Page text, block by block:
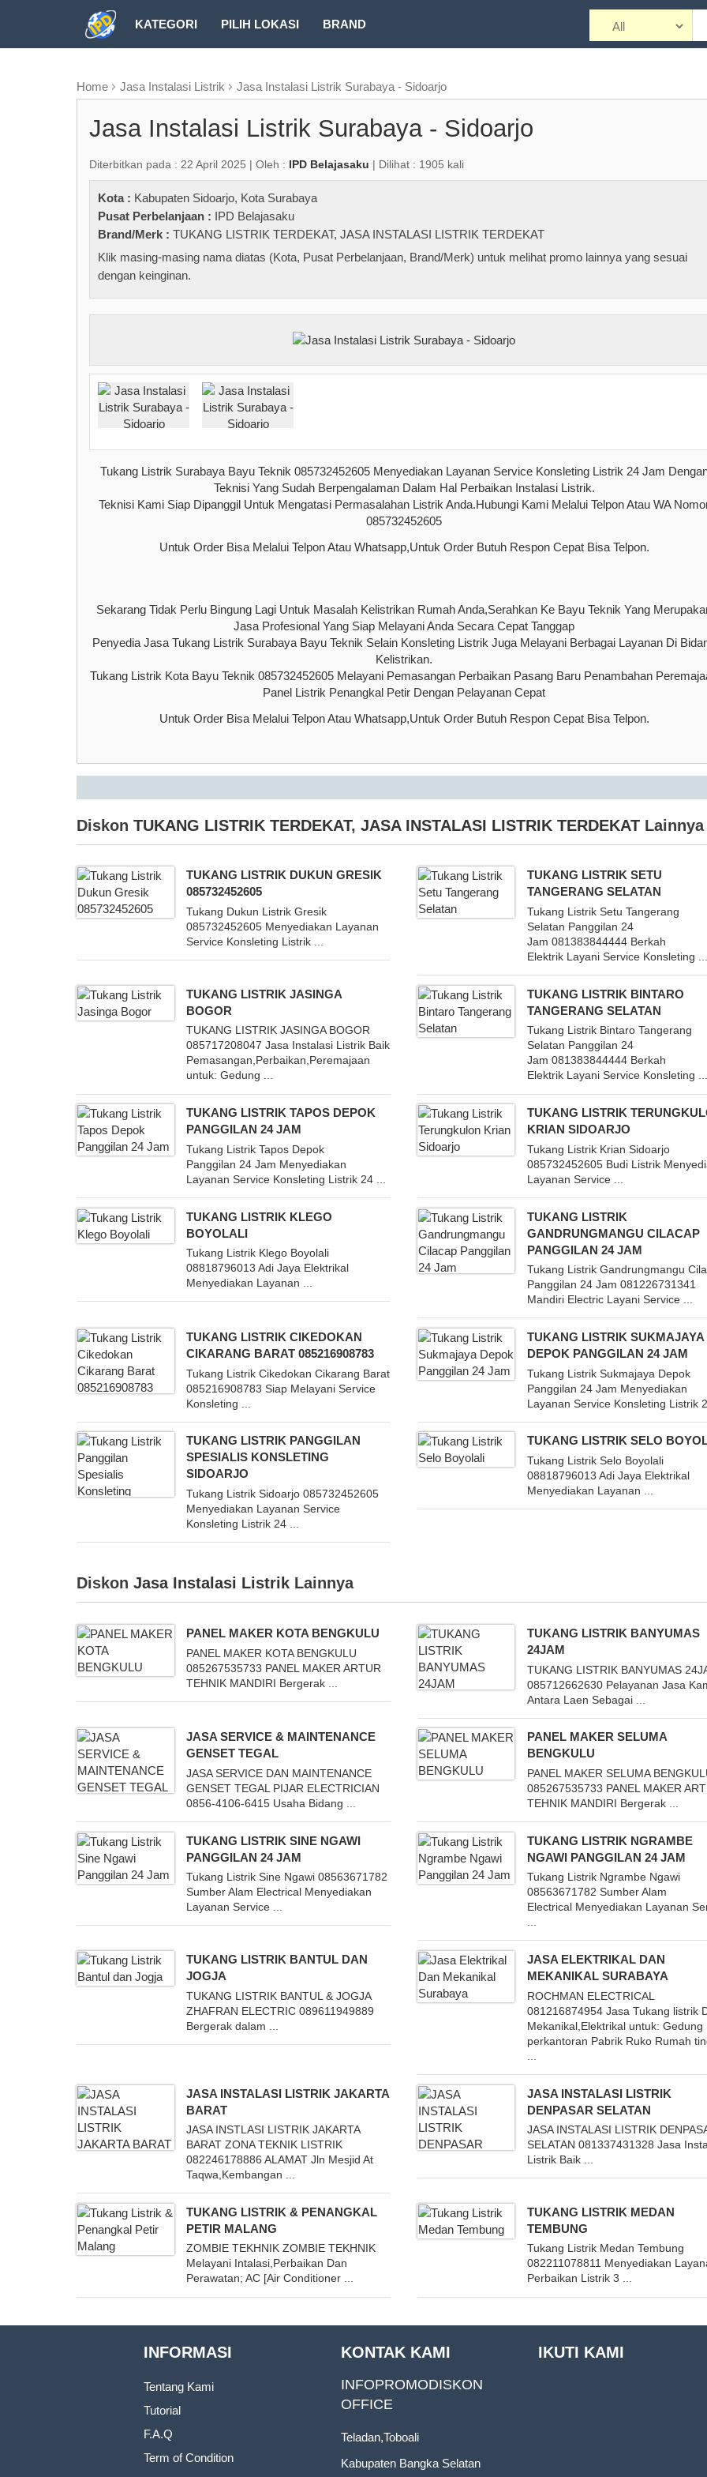
KATEGORI PILIH LOKASI BRAND
Home
Jasa Instalasi Listrik Jasa Instalasi Listrik Surabaya - Sidoarjo
Jasa Instalasi Listrik Surabaya - Sidoarjo
Diterbitkan pada : 22 April 2025 | Oleh : IPD Belajasaku | Dilihat : 1905 kali
Kota : Kabupaten Sidoarjo, Kota Surabaya
Pusat Perbelanjaan : IPD Belajasaku
Brand/Merk : TUKANG LISTRIK TERDEKAT, JASA INSTALASI LISTRIK TERDEKAT
Klik masing-masing nama diatas (Kota, Pusat Perbelanjaan, Brand/Merk) untuk melihat promo lainnya yang sesuai
dengan keinginan.
Tukang Listrik Surabaya Bayu Teknik 085732452605 Menyediakan Layanan Service Konsleting Listrik 24 Jam
Teknisi Yang Sudah Berpengalaman Dalam Hal Perbaikan Instalasi Listrik.
Teknisi Kami Siap Dipanggil Untuk Mengatasi Permasalahan Listrik Anda.Hubungi Kami Melalui Telpon Atau WA
085732452605
Untuk Order Bisa Melalui Telpon Atau Whatsapp,Untuk Order Butuh Respon Cepat Bisa Telpon.
Sekarang Tidak Perlu Bingung Lagi Untuk Masalah Kelistrikan Rumah Anda,Serahkan Ke Bayu Teknik Yang
Jasa Profesional Yang Siap Melayani Anda Secara Cepat Tanggap
Penyedia Jasa Tukang Listrik Surabaya Bayu Teknik Selain Konsleting Listrik Juga Melayani Berbagai Layanan Di
Kelistrikan.
Tukang Listrik Kota Bayu Teknik 085732452605 Melayani Pemasangan Perbaikan Pasang Baru Penambahan
Panel Listrik Penangkal Petir Dengan Pelayanan Cepat
Untuk Order Bisa Melalui Telpon Atau Whatsapp,Untuk Order Butuh Respon Cepat Bisa Telpon.
Diskon TUKANG LISTRIK TERDEKAT, JASA INSTALASI LISTRIK TERDEKAT Lainnya
TUKANG LISTRIK DUKUN GRESIK
085732452605
Tukang Dukun Listrik Gresik
085732452605 Menyediakan Layanan
Service Konsleting Listrik ...
TUKANG LISTRIK SETU
TANGERANG SELATAN
Tukang Listrik Setu Tangerang
Selatan Panggilan 24
Jam 081383844444 Berkah
Elektrik Layani Service Konsleting ...
TUKANG LISTRIK JASINGA
BOGOR
TUKANG LISTRIK JASINGA BOGOR
085717208047 Jasa Instalasi Listrik Baik
Pemasangan,Perbaikan,Peremajaan
untuk: Gedung ...
TUKANG LISTRIK BINTARO
TANGERANG SELATAN
Tukang Listrik Bintaro Tangerang
Selatan Panggilan 24
Jam 081383844444 Berkah
Elektrik Layani Service Konsleting ...
TUKANG LISTRIK TAPOS DEPOK
PANGGILAN 24 JAM
Tukang Listrik Tapos Depok
Panggilan 24 Jam Menyediakan
Layanan Service Konsleting Listrik 24 ...
TUKANG LISTRIK
KRIAN SIDOARJO
Tukang Listrik Krian Sidoarjo
085732452605 Budi Listrik
Layanan Service ...
TUKANG LISTRIK KLEGO
BOYOLALI
Tukang Listrik Klego Boyolali
08818796013 Adi Jaya Elektrikal
Menyediakan Layanan ...
TUKANG LISTRIK
GANDRUNGMANGU CILACAP
PANGGILAN 24 JAM
Tukang Listrik Gandrungmangu
Panggilan 24 Jam 081226731341
Mandiri Electric Layani Service ...
TUKANG LISTRIK CIKEDOKAN
CIKARANG BARAT 085216908783
Tukang Listrik Cikedokan Cikarang Barat
085216908783 Siap Melayani Service
Konsleting ...
TUKANG LISTRIK SUKMAJAYA
DEPOK PANGGILAN 24 JAM
Tukang Listrik Sukmajaya Depok
Panggilan 24 Jam Menyediakan
Layanan Service Konsleting Listrik
TUKANG LISTRIK PANGGILAN
SPESIALIS KONSLETING
SIDOARJO
Tukang Listrik Sidoarjo 085732452605
Menyediakan Layanan Service
Konsleting Listrik 24 ...
TUKANG LISTRIK SELO
Tukang Listrik Selo Boyolali
08818796013 Adi Jaya Elektrikal
Menyediakan Layanan ...
Diskon Jasa Instalasi Listrik Lainnya
PANEL MAKER KOTA BENGKULU
PANEL MAKER KOTA BENGKULU
085267535733 PANEL MAKER ARTUR
TEHNIK MANDIRI Bergerak ...
TUKANG LISTRIK BANYUMAS
24JAM
TUKANG LISTRIK BANYUMAS
085712662630 Pelayanan Jasa
Antara Laen Sebagai ...
JASA SERVICE & MAINTENANCE
GENSET TEGAL
JASA SERVICE DAN MAINTENANCE
GENSET TEGAL PIJAR ELECTRICIAN
0856-4106-6415 Usaha Bidang ...
PANEL MAKER SELUMA
BENGKULU
PANEL MAKER SELUMA
085267535733 PANEL MAKER
TEHNIK MANDIRI Bergerak ...
TUKANG LISTRIK SINE NGAWI
PANGGILAN 24 JAM
Tukang Listrik Sine Ngawi 08563671782
Sumber Alam Electrical Menyediakan
Layanan Service ...
TUKANG LISTRIK NGRAMBE
NGAWI PANGGILAN 24 JAM
Tukang Listrik Ngrambe Ngawi
08563671782 Sumber Alam
Electrical Menyediakan Layanan
...
TUKANG LISTRIK BANTUL DAN
JOGJA
TUKANG LISTRIK BANTUL & JOGJA
ZHAFRAN ELECTRIC 089611949889
Bergerak dalam ...
JASA ELEKTRIKAL DAN
MEKANIKAL SURABAYA
ROCHMAN ELECTRICAL
081216874954 Jasa Tukang listrik
Mekanikal,Elektrikal untuk: Gedung
perkantoran Pabrik Ruko Rumah
JASA INSTALASI LISTRIK JAKARTA
BARAT
JASA INSTLASI LISTRIK JAKARTA
BARAT ZONA TEKNIK LISTRIK
082246178886 ALAMAT Jln Mesjid At
Taqwa,Kembangan ...
JASA INSTALASI LISTRIK
DENPASAR SELATAN
JASA INSTALASI LISTRIK
SELATAN 081337431328 Jasa
Listrik Baik ...
TUKANG LISTRIK & PENANGKAL
PETIR MALANG
ZOMBIE TEKHNIK ZOMBIE TEKHNIK
Melayani Intalasi,Perbaikan Dan
Perawatan; AC [Air Conditioner ...
TUKANG LISTRIK MEDAN
TEMBUNG
Tukang Listrik Medan Tembung
082211078811 Menyediakan
Perbaikan Listrik 3 ...
INFORMASI
Tentang Kami
Tutorial
F.A.Q
Term of Condition
KONTAK KAMI
INFOPROMODISKON
OFFICE
Teladan,Toboali
Kabupaten Bangka Selatan
IKUTI KAMI